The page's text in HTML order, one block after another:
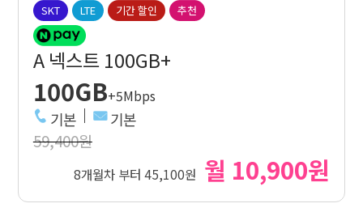
SKT LTE 기간 할인 추천
A 넥스트 100GB+
100GB+5Mbps
기본 기본
59,400원
8개월차 부터 45,100원 월 10,900원